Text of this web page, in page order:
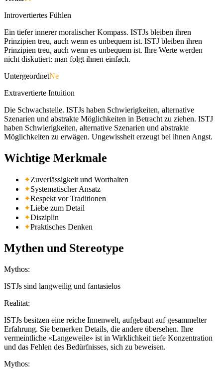
Introvertiertes Fühlen
Ein tiefer innerer moralischer Kompass. ISTJs bleiben ihren
Prinzipien treu, auch wenn es unbequem ist. ISTJ bleiben ihren
Prinzipien treu, auch wenn es unbequem ist. Ihre Werte werden
nicht diskutiert: man folgt ihnen einfach.
UntergeordnetNe
Extravertierte Intuition
Die Schwachstelle. ISTJs haben Schwierigkeiten, alternative
Szenarien und abstrakte Möglichkeiten in Betracht zu ziehen. ISTJ
haben Schwierigkeiten, alternative Szenarien und abstrakte
Möglichkeiten zu erwägen. Ungewissheit erzeugt bei ihnen Angst.
Wichtige Merkmale
✦Zuverlässigkeit und Worthalten
✦Systematischer Ansatz
✦Respekt vor Traditionen
✦Liebe zum Detail
✦Disziplin
✦Praktisches Denken
Mythen und Stereotype
Mythos:
ISTJs sind langweilig und fantasielos
Realitat:
ISTJs besitzen eine reiche Innenwelt, aufgebaut auf gesammelter
Erfahrung. Sie bemerken Details, die andere übersehen. Ihre
vermeintliche «Langeweile» ist in Wirklichkeit tiefe Konzentration
und das Fehlen des Bedürfnisses, sich zu beweisen.
Mythos: